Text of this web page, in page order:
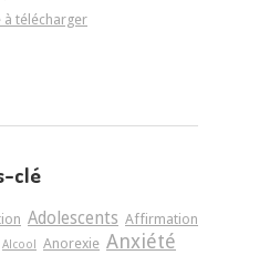
télécharger
clé
Adolescents Affirmation
Alcool Anorexie Anxiété